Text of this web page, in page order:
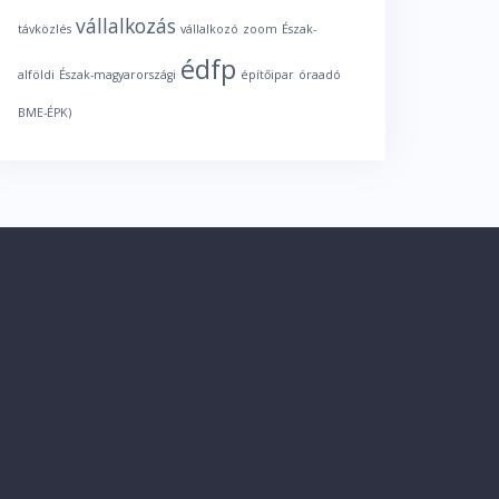
távközlés vállalkozás vállalkozó zoom Észak-
alföldi Észak-magyarországi édfp építőipar óraadó
BME-ÉPK)